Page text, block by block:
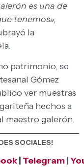
es una de
tenemos»,
la
patrimonio, se
Gómez
ver muestras
hechos a
maestro galerón.
SOCIALES!
Telegram